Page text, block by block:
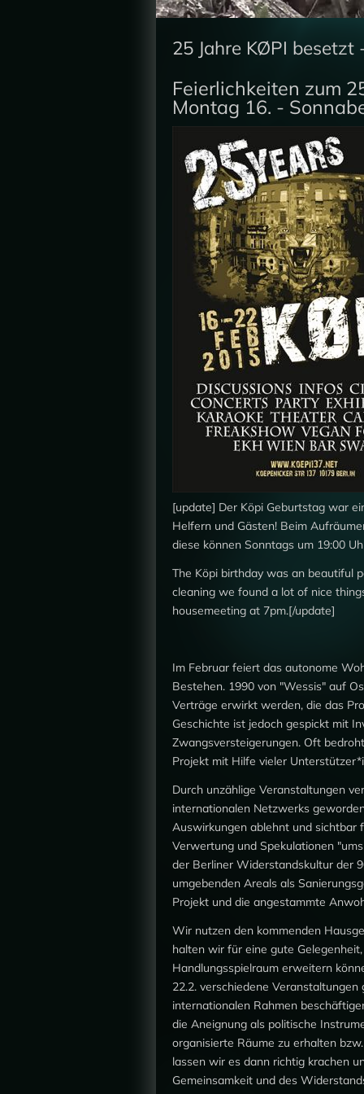
25 Jahre KØPI
Feierlichkeiten zum
Montag 16. -
[update] Der Köpi Geburtstag war
Helfern und Gästen! Beim
diese können Sonntags um 19:00
The Köpi birthday was an beautiful
cleaning we found a lot of nice
housemeeting at 7pm.[/update]
Im Februar feiert das autonome
Bestehen. 1990 von "Wessis" auf
Verträge erwirkt werden, die das
Geschichte ist jedoch gespickt mit
Zwangsversteigerungen. Oft
Projekt mit Hilfe vieler
Durch unzählige Veranstaltungen
internationalen Netzwerks
Auswirkungen ablehnt und
Verwertung und Spekulationen
der Berliner Widerstandskultur der
umgebenden Areals als
Projekt und die angestammte
Wir nutzen den kommenden
halten wir für eine gute
Handlungsspielraum erweitern
22.2. verschiedene
internationalen Rahmen
die Aneignung als politische
organisierte Räume zu erhalten
lassen wir es dann richtig krachen
Gemeinsamkeit und des